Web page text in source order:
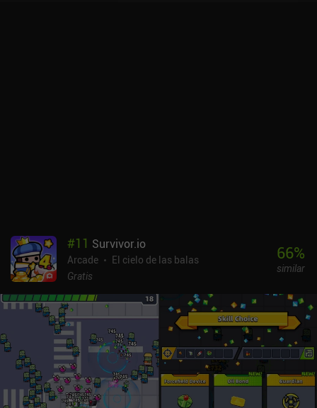
#11 Survivor.io
Arcade
El cielo de las balas
Gratis
66%
similar